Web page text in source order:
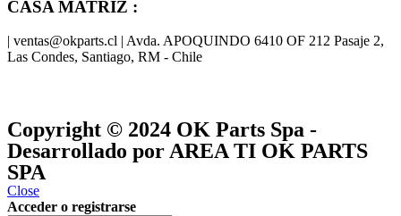
CASA MATRIZ :
| ventas@okparts.cl | Avda. APOQUINDO 6410 OF 212 Pasaje 2,
Las Condes, Santiago, RM - Chile
Copyright © 2024 OK Parts Spa -
Desarrollado por AREA TI OK PARTS
SPA
Close
Acceder o registrarse